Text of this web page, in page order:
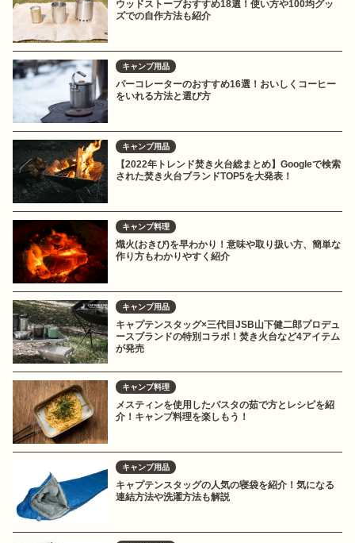
ウッドストーブおすすめ18選！使い方や100均グッ
ズでの自作方法も紹介
キャンプ用品
パーコレーターのおすすめ16選！おいしくコーヒー
をいれる方法と選び方
キャンプ用品
【2022年トレンド焚き火台総まとめ】Googleで検索
された焚き火台ブランドTOP5を大発表！
キャンプ料理
熾火(おきび)を早わかり！意味や取り扱い方、簡単な
作り方もわかりやすく紹介
キャンプ用品
キャプテンスタッグ×三代目JSB山下健二郎プロデュ
ースブランドの特別コラボ！焚き火台など4アイテム
が発売
キャンプ料理
メスティンを使用したパスタの茹で方とレシピを紹
介！キャンプ料理を楽しもう！
キャンプ用品
キャプテンスタッグの人気の寝袋を紹介！気になる
連結方法や洗濯方法も解説